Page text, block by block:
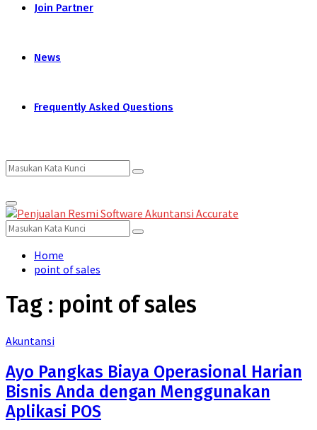
Join Partner
News
Frequently Asked Questions
Search
for:
Search
Primary
Menu
Search
for:
Search
Home
point of sales
Tag : point of sales
Akuntansi
Ayo Pangkas Biaya Operasional Harian
Bisnis Anda dengan Menggunakan
Aplikasi POS